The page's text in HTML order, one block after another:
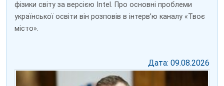
фізики світу за версією Intel. Про основні проблеми
української освіти він розповів в інтерв’ю каналу «Твоє
місто».
Дата: 09.08.2026